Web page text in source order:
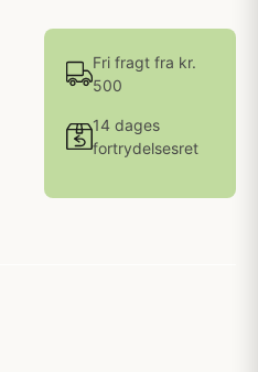
Fri fragt fra kr.
500
14 dages
fortrydelsesret